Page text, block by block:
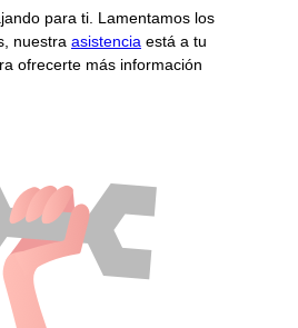
para ti. Lamentamos los
nuestra asistencia está a tu
ofrecerte más información